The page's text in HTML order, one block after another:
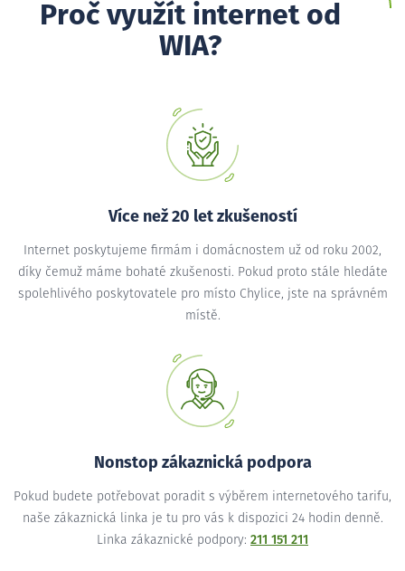
Proč využít internet od
WIA?
Více než 20 let zkušeností
Internet poskytujeme firmám i domácnostem už od roku 2002,
díky čemuž máme bohaté zkušenosti. Pokud proto stále hledáte
spolehlivého poskytovatele pro místo Chylice, jste na správném
místě.
Nonstop zákaznická podpora
Pokud budete potřebovat poradit s výběrem internetového tarifu,
naše zákaznická linka je tu pro vás k dispozici 24 hodin denně.
Linka zákaznické podpory: 211 151 211